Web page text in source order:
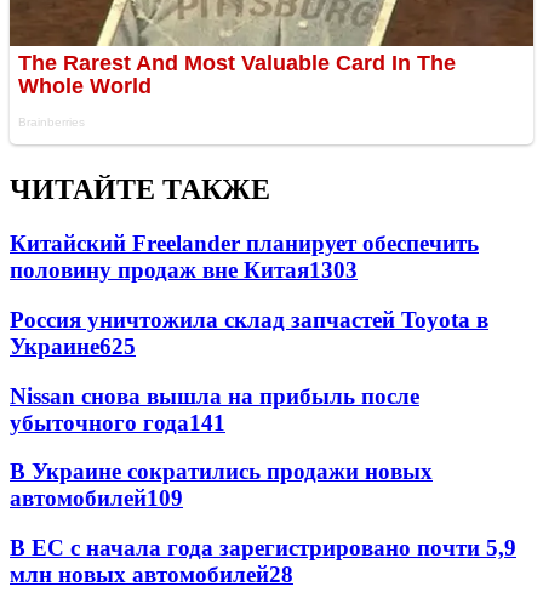
ЧИТАЙТЕ ТАКЖЕ
Китайский Freelander планирует обеспечить
половину продаж вне Китая1303
Россия уничтожила склад запчастей Toyota в
Украине625
Nissan снова вышла на прибыль после
убыточного года141
В Украине сократились продажи новых
автомобилей109
В ЕС с начала года зарегистрировано почти 5,9
млн новых автомобилей28